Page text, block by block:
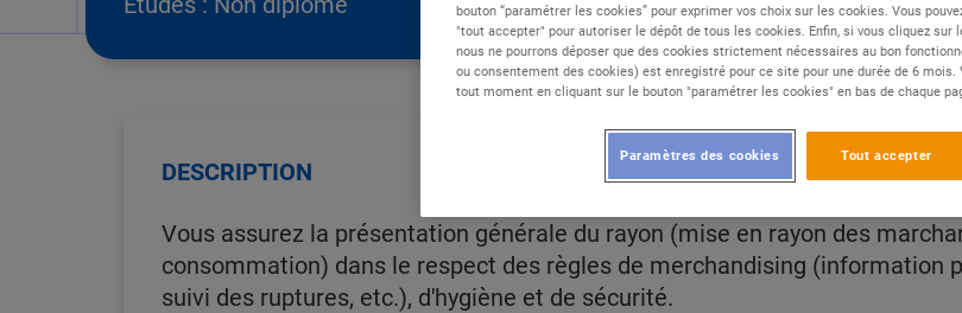
DESCRIPTION
Vous assurez la présentation générale du rayon (mise en rayon des
consommation) dans le respect des règles de merchandising (information
suivi des ruptures, etc.), d'hygiène et de sécurité.
bouton “paramétrer les cookies” pour exprimer vos choix sur les cookies. Vous
"tout accepter" pour autoriser le dépôt de tous les cookies. Enfin, si vous cliquez sur
nous ne pourrons déposer que des cookies strictement nécessaires au bon
ou consentement des cookies) est enregistré pour ce site pour une durée de 6 mois.
tout moment en cliquant sur le bouton "paramétrer les cookies" en bas de chaque
Tout accepter
Paramètres des cookies